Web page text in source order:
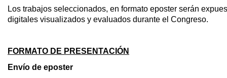
Los trabajos seleccionados, en formato eposter serán
digitales visualizados y evaluados durante el Congreso.
FORMATO DE PRESENTACIÓN
Envío de eposter